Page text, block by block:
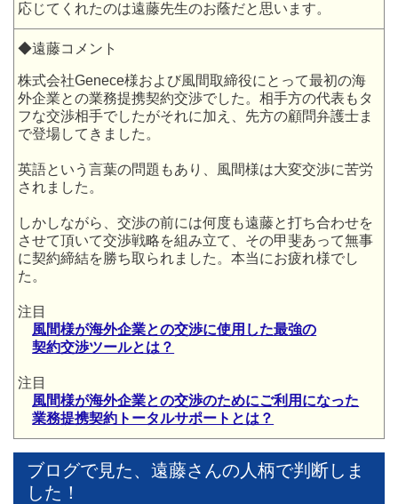
応じてくれたのは遠藤先生のお蔭だと思います。
◆遠藤コメント
株式会社Genece様および風間取締役にとって最初の海
外企業との業務提携契約交渉でした。相手方の代表もタ
フな交渉相手でしたがそれに加え、先方の顧問弁護士ま
で登場してきました。
英語という言葉の問題もあり、風間様は大変交渉に苦労
されました。
しかしながら、交渉の前には何度も遠藤と打ち合わせを
させて頂いて交渉戦略を組み立て、その甲斐あって無事
に契約締結を勝ち取られました。本当にお疲れ様でし
た。
注目
風間様が海外企業との交渉に使用した最強の
契約交渉ツールとは？
注目
風間様が海外企業との交渉のためにご利用になった
業務提携契約トータルサポートとは？
ブログで見た、遠藤さんの人柄で判断しま
した！